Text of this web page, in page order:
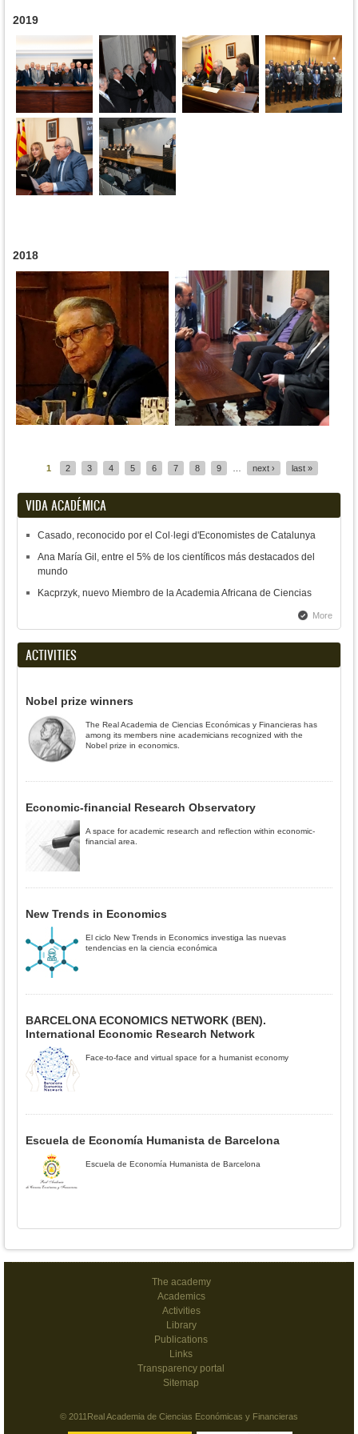
2019
2018
1 2 3 4 5 6 7 8 9 next › last »
VIDA ACADÉMICA
Casado, reconocido por el Col·legi d'Economistes de Catalunya
Ana María Gil, entre el 5% de los científicos más destacados del
mundo
Kacprzyk, nuevo Miembro de la Academia Africana de Ciencias
More
ACTIVITIES
Nobel prize winners
The Real Academia de Ciencias Económicas y Financieras has
among its members nine academicians recognized with the
Nobel prize in economics.
Economic-financial Research Observatory
A space for academic research and reflection within economic-
financial area.
New Trends in Economics
El ciclo New Trends in Economics investiga las nuevas
tendencias en la ciencia económica
BARCELONA ECONOMICS NETWORK (BEN).
International Economic Research Network
Face-to-face and virtual space for a humanist economy
Escuela de Economía Humanista de Barcelona
Escuela de Economía Humanista de Barcelona
The academy
Academics
Activities
Library
Publications
Links
Transparency portal
Sitemap
© 2011Real Academia de Ciencias Económicas y Financieras